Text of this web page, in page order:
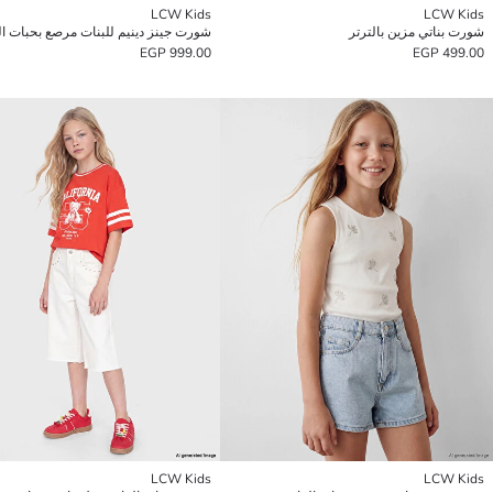
LCW Kids
شورت بناتي مزين بالترتر
499.00 EGP
LCW Kids
شورت جينز دينيم للبنات مرصع بحبات
999.00 EGP
LCW Kids
LCW Kids